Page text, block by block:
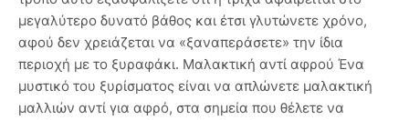
μεγαλύτερο δυνατό βάθος και έτσι γλυτώνετε χρόνο,
αφού δεν χρειάζεται να «ξαναπεράσετε» την ίδια
περιοχή με το ξυραφάκι. Μαλακτική αντί αφρού Ένα
μυστικό του ξυρίσματος είναι να απλώνετε μαλακτική
μαλλιών αντί για αφρό, στα σημεία που θέλετε να